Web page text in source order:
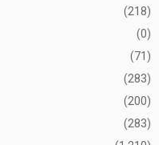
(218)
(0)
(71)
(283)
(200)
(283)